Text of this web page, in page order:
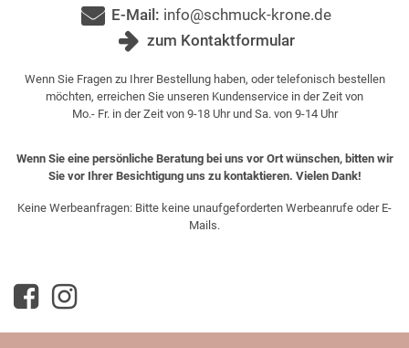
E-Mail: info@schmuck-krone.de
zum Kontaktformular
Wenn Sie Fragen zu Ihrer Bestellung haben, oder telefonisch bestellen
möchten, erreichen Sie unseren Kundenservice in der Zeit von
Mo.- Fr. in der Zeit von 9-18 Uhr und Sa. von 9-14 Uhr
Wenn Sie eine persönliche Beratung bei uns vor Ort wünschen, bitten wir
Sie vor Ihrer Besichtigung uns zu kontaktieren. Vielen Dank!
Keine Werbeanfragen: Bitte keine unaufgeforderten Werbeanrufe oder E-
Mails.